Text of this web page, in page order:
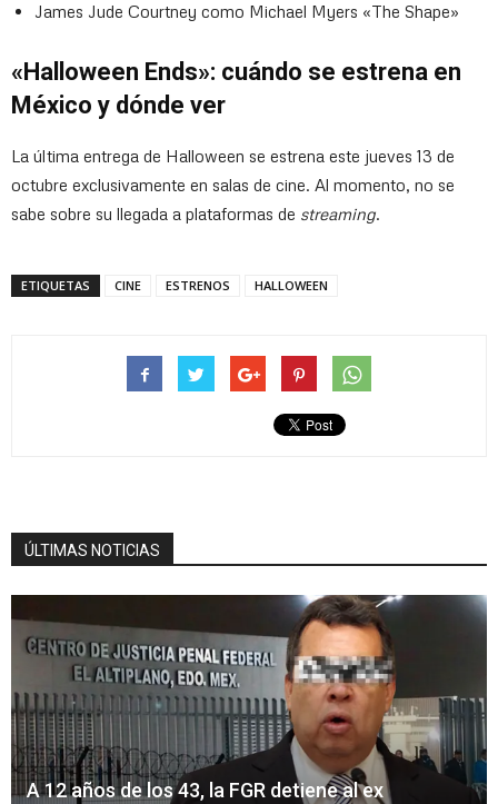
James Jude Courtney como Michael Myers «The Shape»
«Halloween Ends»: cuándo se estrena en
México y dónde ver
La última entrega de Halloween se estrena este jueves 13 de
octubre exclusivamente en salas de cine. Al momento, no se
sabe sobre su llegada a plataformas de streaming.
ETIQUETAS CINE ESTRENOS HALLOWEEN
ÚLTIMAS NOTICIAS
A 12 años de los 43, la FGR detiene al ex